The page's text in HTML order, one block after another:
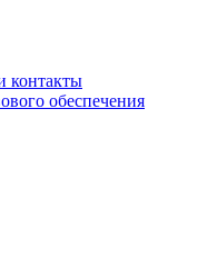
контакты
обеспечения